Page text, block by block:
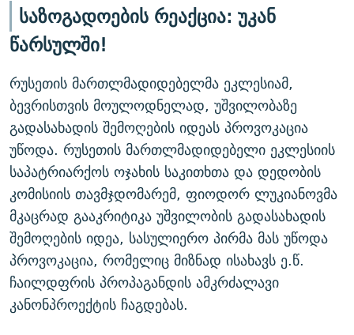
საზოგადოების რეაქცია: უკან
წარსულში!
რუსეთის მართლმადიდებელმა ეკლესიამ,
ბევრისთვის მოულოდნელად, უშვილობაზე
გადასახადის შემოღების იდეას პროვოკაცია
უწოდა. რუსეთის მართლმადიდებელი ეკლესიის
საპატრიარქოს ოჯახის საკითხთა და დედობის
კომისიის თავმჯდომარემ, ფიოდორ ლუკიანოვმა
მკაცრად გააკრიტიკა უშვილობის გადასახადის
შემოღების იდეა, სასულიერო პირმა მას უწოდა
პროვოკაცია, რომელიც მიზნად ისახავს ე.წ.
ჩაილდფრის პროპაგანდის ამკრძალავი
კანონპროექტის ჩაგდებას.